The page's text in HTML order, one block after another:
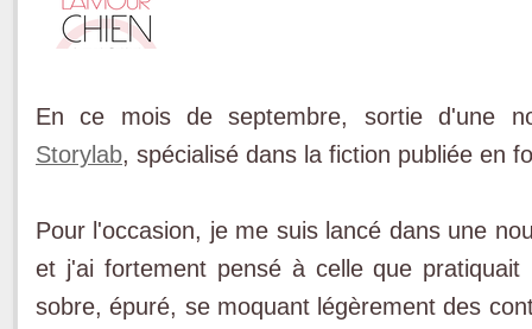
En ce mois de septembre, sortie d'une
Storylab, spécialisé dans la fiction publiée en
Pour l'occasion, je me suis lancé dans une
et j'ai fortement pensé à celle que pratiquait
sobre, épuré, se moquant légèrement des